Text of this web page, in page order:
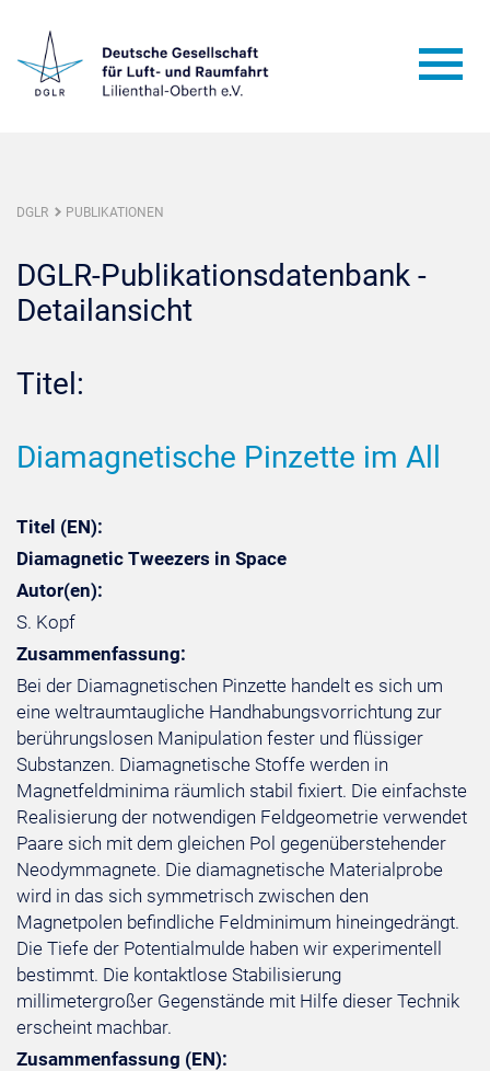
DGLR PUBLIKATIONEN
DGLR-Publikationsdatenbank -
Detailansicht
Titel:
Diamagnetische Pinzette im All
Titel (EN):
Diamagnetic Tweezers in Space
Autor(en):
S. Kopf
Zusammenfassung:
Bei der Diamagnetischen Pinzette handelt es sich um
eine weltraumtaugliche Handhabungsvorrichtung zur
berührungslosen Manipulation fester und flüssiger
Substanzen. Diamagnetische Stoffe werden in
Magnetfeldminima räumlich stabil fixiert. Die einfachste
Realisierung der notwendigen Feldgeometrie verwendet
Paare sich mit dem gleichen Pol gegenüberstehender
Neodymmagnete. Die diamagnetische Materialprobe
wird in das sich symmetrisch zwischen den
Magnetpolen befindliche Feldminimum hineingedrängt.
Die Tiefe der Potentialmulde haben wir experimentell
bestimmt. Die kontaktlose Stabilisierung
millimetergroßer Gegenstände mit Hilfe dieser Technik
erscheint machbar.
Zusammenfassung (EN):